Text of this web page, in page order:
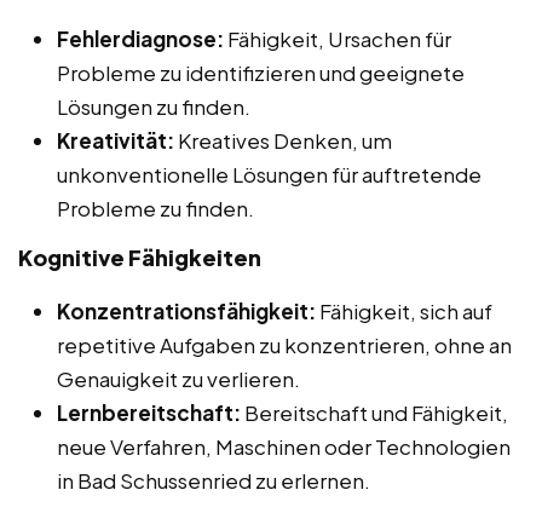
Fehlerdiagnose: Fähigkeit, Ursachen für
Probleme zu identifizieren und geeignete
Lösungen zu finden.
Kreativität: Kreatives Denken, um
unkonventionelle Lösungen für auftretende
Probleme zu finden.
Kognitive Fähigkeiten
Konzentrationsfähigkeit: Fähigkeit, sich auf
repetitive Aufgaben zu konzentrieren, ohne an
Genauigkeit zu verlieren.
Lernbereitschaft: Bereitschaft und Fähigkeit,
neue Verfahren, Maschinen oder Technologien
in Bad Schussenried zu erlernen.